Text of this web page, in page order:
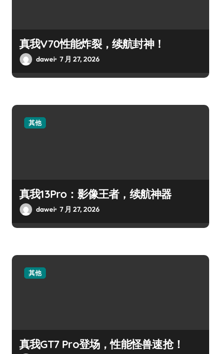
真我V70性能炸裂，续航封神！
dawei 7 月 27, 2026
其他
真我13Pro：影像王者，续航神器
dawei 7 月 27, 2026
其他
真我GT7 Pro登场，性能怪兽速抢！